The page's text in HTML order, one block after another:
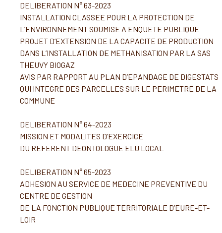
DELIBERATION N° 63-2023
INSTALLATION CLASSEE POUR LA PROTECTION DE
L’ENVIRONNEMENT SOUMISE A ENQUETE PUBLIQUE
PROJET D’EXTENSION DE LA CAPACITE DE PRODUCTION
DANS L’INSTALLATION DE METHANISATION PAR LA SAS
THEUVY BIOGAZ
AVIS PAR RAPPORT AU PLAN D’EPANDAGE DE DIGESTATS
QUI INTEGRE DES PARCELLES SUR LE PERIMETRE DE LA
COMMUNE
DELIBERATION N° 64-2023
MISSION ET MODALITES D’EXERCICE
DU REFERENT DEONTOLOGUE ELU LOCAL
DELIBERATION N° 65-2023
ADHESION AU SERVICE DE MEDECINE PREVENTIVE DU
CENTRE DE GESTION
DE LA FONCTION PUBLIQUE TERRITORIALE D’EURE-ET-
LOIR